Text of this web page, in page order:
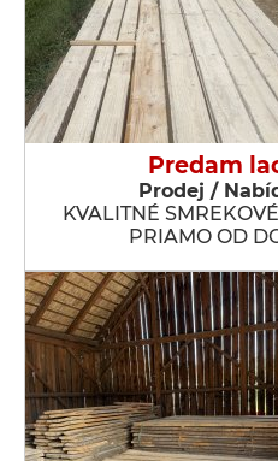
Predam
Prodej /
KVALITNÉ
PRIAMO OD